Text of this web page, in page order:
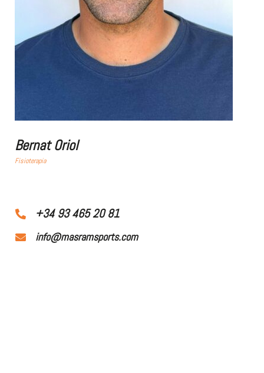
Bernat Oriol
Fisioterapia
+34 93 465 20 81
info@masramsports.com